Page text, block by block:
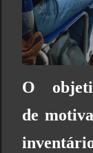
O
de